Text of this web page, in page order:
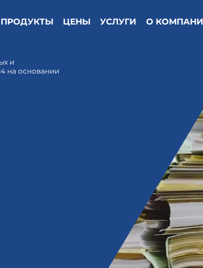
ПРОДУКТЫ ЦЕНЫ УСЛУГИ О
и
на основании